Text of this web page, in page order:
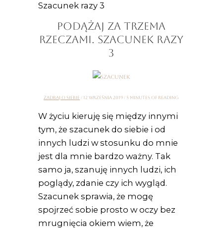
Szacunek razy 3
PODĄŻAJ ZA TRZEMA
RZECZAMI. SZACUNEK RAZY
3
ZADBAJ O SIEBIE / 12 września 2019 / 5 minutes of reading
W życiu kieruję się między innymi
tym, że szacunek do siebie i od
innych ludzi w stosunku do mnie
jest dla mnie bardzo ważny. Tak
samo ja, szanuję innych ludzi, ich
poglądy, zdanie czy ich wygląd.
Szacunek sprawia, że mogę
spojrzeć sobie prosto w oczy bez
mrugnięcia okiem wiem, że